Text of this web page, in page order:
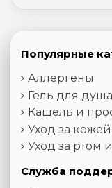
Популярные
Аллергены
Гель для
Кашель и
Уход за
Уход за ртом
Служба